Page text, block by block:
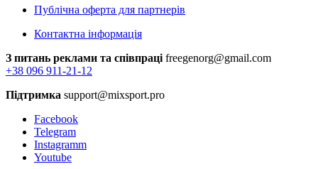
Публічна оферта для партнерів
Контактна інформація
З питань реклами та співпраці freegenorg@gmail.com
+38 096 911-21-12
Підтримка support@mixsport.pro
Facebook
Telegram
Instagramm
Youtube